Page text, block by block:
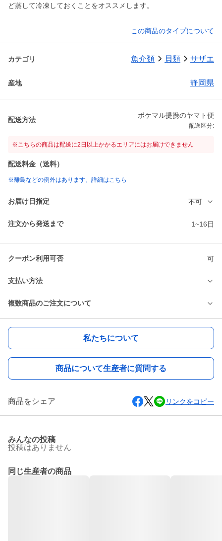
ど蒸して冷凍しておくことをオススメします。
この商品のタイプについて
カテゴリ 魚介類 貝類 サザエ
産地 静岡県
配送方法
ポケマル提携のヤマト便
配送区分:
※こちらの商品は配送に2日以上かかるエリアにはお届けできません
配送料金（送料）
※離島などの例外はあります。詳細はこちら
お届け日指定 不可
注文から発送まで 1~16日
クーポン利用可否 可
支払い方法
複数商品のご注文について
私たちについて
商品について生産者に質問する
商品をシェア リンクをコピー
みんなの投稿
投稿はありません
同じ生産者の商品